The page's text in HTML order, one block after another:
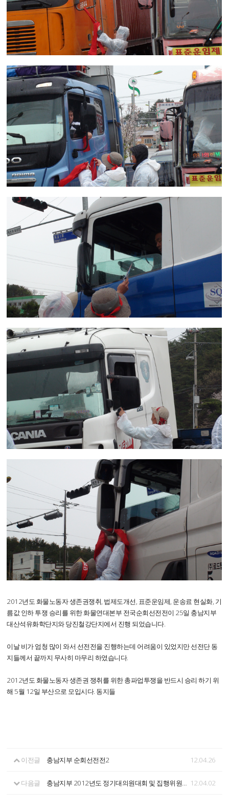
2012년도 화물노동자 생존권쟁취, 법제도개선, 표준운임제, 운송료 현실화, 기
름값 인하 투쟁 승리를 위한 화물연대본부 전국순회선전전이 25일 충남지부
대산석유화학단지와 당진철강단지에서 진행 되었습니다.
이날 비가 엄청 많이 와서 선전전을 진행하는데 어려움이 있었지만 선전단 동
지들께서 끝까지 무사히 마무리 하였습니다.
2012년도 화물노동자 생존권 쟁취를 위한 총파업투쟁을 반드시 승리 하기 위
해 5월 12일 부산으로 모입시다. 동지들
이전글 충남지부 순회선전전2 12.04.26
다음글 12.04.02